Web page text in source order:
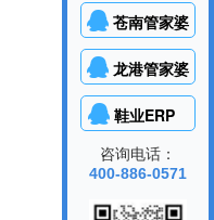
苍南管家婆
龙港管家婆
鞋业ERP
咨询电话：
400-886-0571